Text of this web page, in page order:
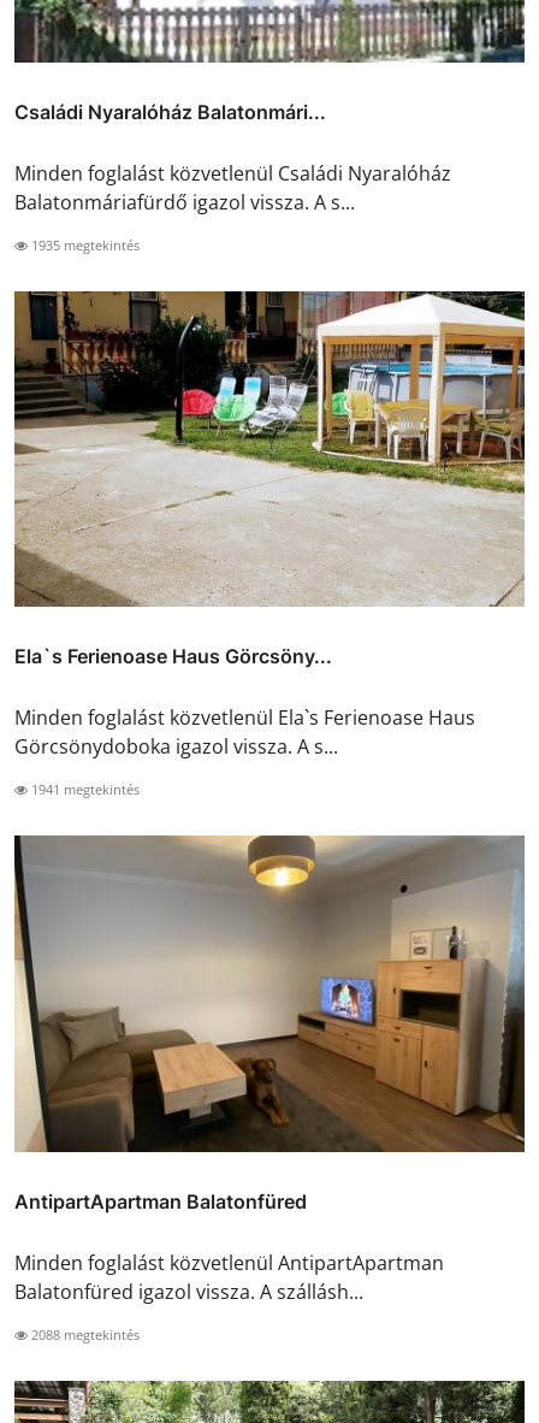
Családi Nyaralóház Balatonmári...
Minden foglalást közvetlenül Családi Nyaralóház
Balatonmáriafürdő igazol vissza. A s...
1935 megtekintés
Ela`s Ferienoase Haus Görcsöny...
Minden foglalást közvetlenül Ela`s Ferienoase Haus
Görcsönydoboka igazol vissza. A s...
1941 megtekintés
AntipartApartman Balatonfüred
Minden foglalást közvetlenül AntipartApartman
Balatonfüred igazol vissza. A szállásh...
2088 megtekintés